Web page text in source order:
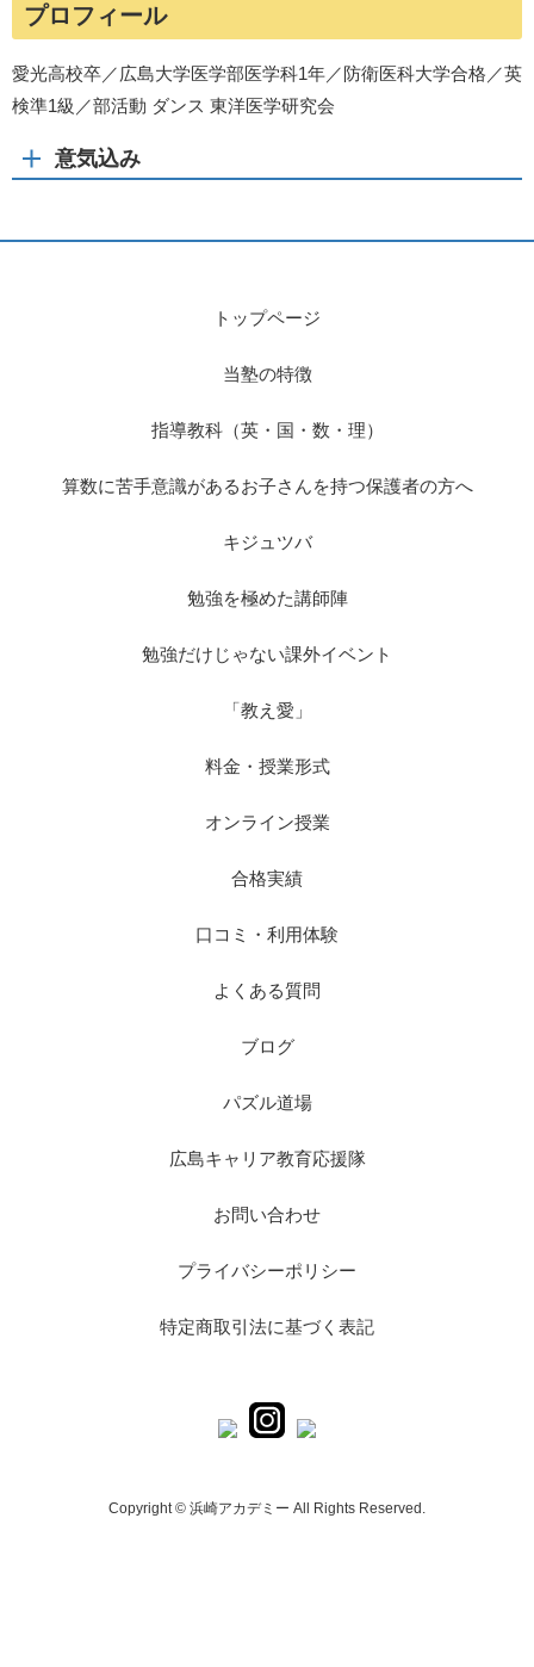
プロフィール
愛光高校卒／広島大学医学部医学科1年／防衛医科大学合格／英
検準1級／部活動 ダンス 東洋医学研究会
意気込み
トップページ
当塾の特徴
指導教科（英・国・数・理）
算数に苦手意識があるお子さんを持つ保護者の方へ
キジュツバ
勉強を極めた講師陣
勉強だけじゃない課外イベント
「教え愛」
料金・授業形式
オンライン授業
合格実績
口コミ・利用体験
よくある質問
ブログ
パズル道場
広島キャリア教育応援隊
お問い合わせ
プライバシーポリシー
特定商取引法に基づく表記
Copyright © 浜崎アカデミー All Rights Reserved.